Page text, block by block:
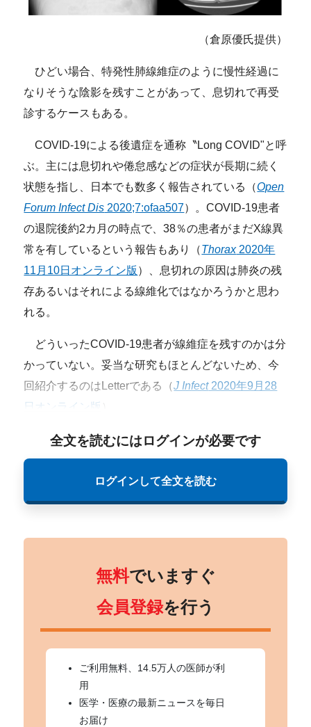
（倉原優氏提供）
ひどい場合、特発性肺線維症のように慢性経過に
なりそうな陰影を残すことがあって、息切れで再受
診するケースもある。
COVID-19による後遺症を通称〝Long COVID"と呼
ぶ。主には息切れや倦怠感などの症状が長期に続く
状態を指し、日本でも数多く報告されている（Open
Forum Infect Dis 2020;7:ofaa507）。COVID-19患者
の退院後約2カ月の時点で、38％の患者がまだX線異
常を有しているという報告もあり（Thorax2020年
11月10日オンライン版 ）、息切れの原因は肺炎の残
存あるいはそれによる線維化ではなかろうかと思わ
れる。
どういったCOVID-19患者が線維症を残すのかは分
かっていない。妥当な研究もほとんどないため、今
回紹介するのはLetterである（J Infect2020年9月28
日オンライン版
全文を読むにはログインが必要です
ログインして全文を読む
無料でいますぐ
会員登録を行う
ご利用無料、14.5万人の医師が利
用
医学・医療の最新ニュースを毎日
お届け